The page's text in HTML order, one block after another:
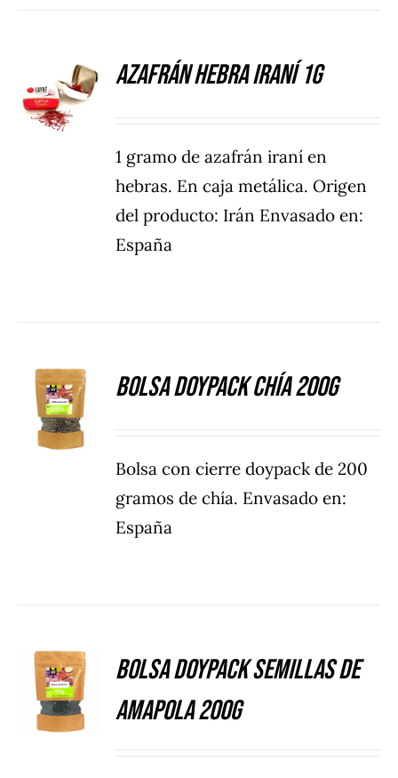
DETALLES
Azafrán hebra iraní 1g
1 gramo de azafrán iraní en
hebras. En caja metálica. Origen
del producto: Irán Envasado en:
España
DETALLES
Bolsa Doypack Chía 200g
Bolsa con cierre doypack de 200
gramos de chía. Envasado en:
España
DETALLES
Bolsa Doypack Semillas de
amapola 200g